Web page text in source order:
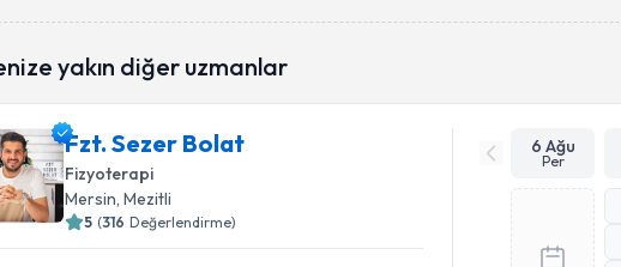
yakın diğer uzmanlar
Fzt. Sezer Bolat
Fizyoterapi
Mersin, Mezitli
5 (316 Değerlendirme)
6 Ağu
Per